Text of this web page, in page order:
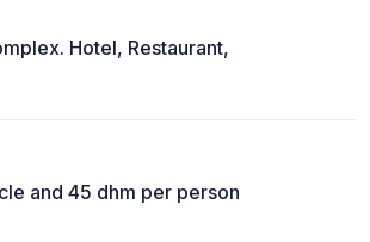
Hotel, Restaurant,
and 45 dhm per person